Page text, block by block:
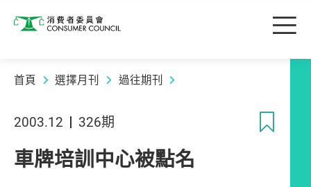
消費者委員會 目
首頁 選擇月刊 過往期刊
2003.12 326期
車牌培訓中心被點名